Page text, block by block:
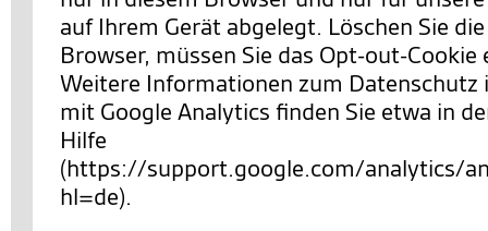
auf Ihrem Gerät abgelegt. Löschen Sie
Browser, müssen Sie das Opt-out-Cookie
Weitere Informationen zum Datenschutz
mit Google Analytics finden Sie etwa in
Hilfe
(https://support.google.com/analytics/
hl=de).